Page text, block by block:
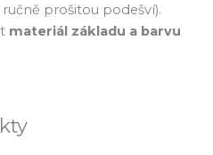
ručně prošitou podešví).
materiál základu a barvu